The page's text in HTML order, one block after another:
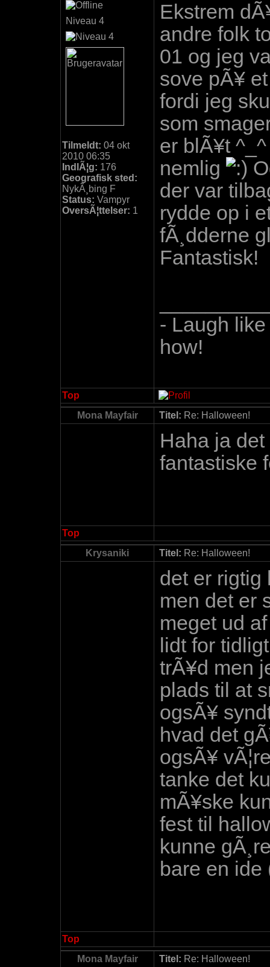
Niveau 4
Tilmeldt: 04 okt
2010 06:35
IndlÃ¦g: 176
Geografisk sted:
NykÃ¸bing F
Status: Vampyr
OversÃ¦ttelser: 1
Ekstrem
andre folk
01 og jeg
sove pÃ¥
fordi jeg
som
er blÃ¥t
nemlig
der var
rydde op i
fÃ¸dderne
Fantastisk!
- Laugh
how!
Top
Mona Mayfair
Titel: Re: Halloween!
Haha ja
fantastiske
Top
Krysaniki
Titel: Re: Halloween!
det er rigtig
men det er
meget ud
lidt for
trÃ¥d men
plads til at
ogsÃ¥
hvad det
ogsÃ¥
tanke det
mÃ¥ske
fest til
kunne
bare en ide
Top
Mona Mayfair
Titel: Re: Halloween!